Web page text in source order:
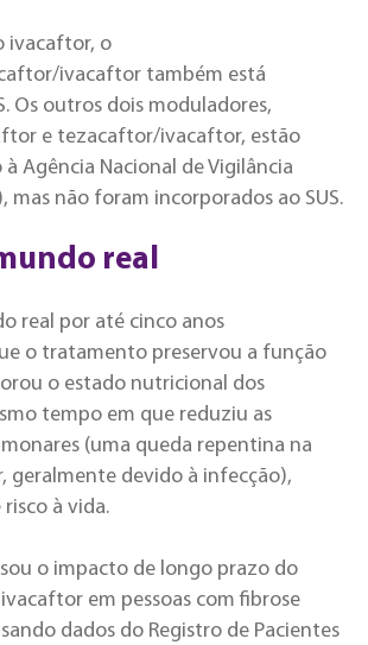
ivacaftor, o
ivacaftor também está
Os outros dois moduladores,
e tezacaftor/ivacaftor, estão
Agência Nacional de Vigilância
mas não foram incorporados ao SUS.
real
real por até cinco anos
o tratamento preservou a função
o estado nutricional dos
tempo em que reduziu as
(uma queda repentina na
geralmente devido à infecção),
à vida.
o impacto de longo prazo do
em pessoas com fibrose
dados do Registro de Pacientes